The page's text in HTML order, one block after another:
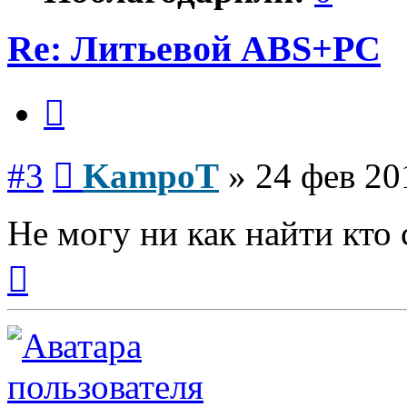
Re: Литьевой ABS+PC
#3 KampoT » 24 фев
Не могу ни как найти кто
началу